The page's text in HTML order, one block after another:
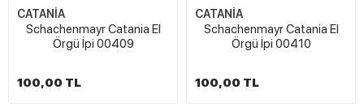
CATANİA
Schachenmayr Catania El
Örgü İpi 00409
100,00 TL
CATANİA
Schachenmayr Catania El
Örgü İpi 00410
100,00 TL